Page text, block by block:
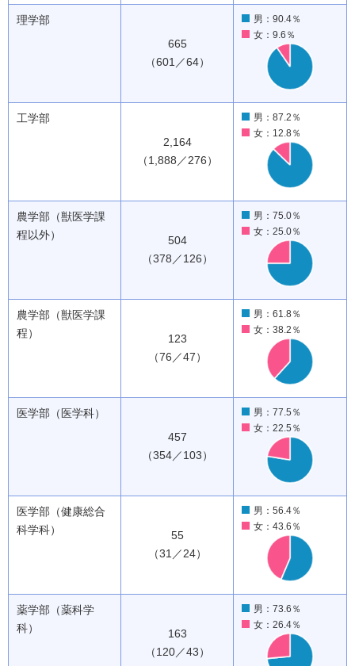
理学部
665
（601／64）
男：90.4％
女：9.6％
工学部
2,164
（1,888／276）
男：87.2％
女：12.8％
農学部（獣医学課
程以外）
504
（378／126）
男：75.0％
女：25.0％
農学部（獣医学課
程）
123
（76／47）
男：61.8％
女：38.2％
医学部（医学科）
457
（354／103）
男：77.5％
女：22.5％
医学部（健康総合
科学科）
55
（31／24）
男：56.4％
女：43.6％
薬学部（薬科学
科）
163
（120／43）
男：73.6％
女：26.4％